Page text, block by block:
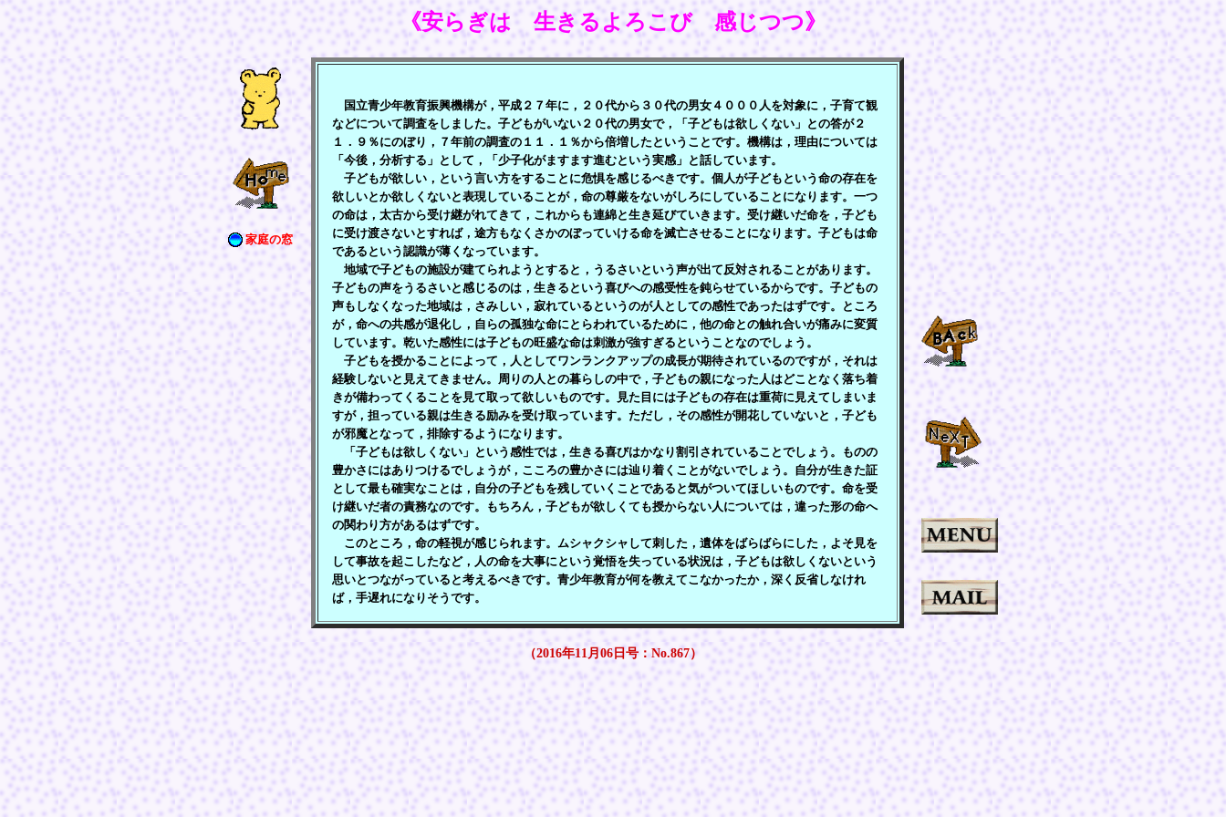
《安らぎは 生きるよろこび 感じつつ》
家庭の窓
国立青少年教育振興機構が，平成２７年に，２０代から３０代の男女４０００人を対象に，子育て観
などについて調査をしました。子どもがいない２０代の男女で，「子どもは欲しくない」との答が２
１．９％にのぼり，７年前の調査の１１．１％から倍増したということです。機構は，理由については
「今後，分析する」として，「少子化がますます進むという実感」と話しています。
子どもが欲しい，という言い方をすることに危惧を感じるべきです。個人が子どもという命の存在を
欲しいとか欲しくないと表現していることが，命の尊厳をないがしろにしていることになります。一つ
の命は，太古から受け継がれてきて，これからも連綿と生き延びていきます。受け継いだ命を，子ども
に受け渡さないとすれば，途方もなくさかのぼっていける命を滅亡させることになります。子どもは命
であるという認識が薄くなっています。
地域で子どもの施設が建てられようとすると，うるさいという声が出て反対されることがあります。
子どもの声をうるさいと感じるのは，生きるという喜びへの感受性を鈍らせているからです。子どもの
声もしなくなった地域は，さみしい，寂れているというのが人としての感性であったはずです。ところ
が，命への共感が退化し，自らの孤独な命にとらわれているために，他の命との触れ合いが痛みに変質
しています。乾いた感性には子どもの旺盛な命は刺激が強すぎるということなのでしょう。
子どもを授かることによって，人としてワンランクアップの成長が期待されているのですが，それは
経験しないと見えてきません。周りの人との暮らしの中で，子どもの親になった人はどことなく落ち着
きが備わってくることを見て取って欲しいものです。見た目には子どもの存在は重荷に見えてしまいま
すが，担っている親は生きる励みを受け取っています。ただし，その感性が開花していないと，子ども
が邪魔となって，排除するようになります。
「子どもは欲しくない」という感性では，生きる喜びはかなり割引されていることでしょう。ものの
豊かさにはありつけるでしょうが，こころの豊かさには辿り着くことがないでしょう。自分が生きた証
として最も確実なことは，自分の子どもを残していくことであると気がついてほしいものです。命を受
け継いだ者の責務なのです。もちろん，子どもが欲しくても授からない人については，違った形の命へ
の関わり方があるはずです。
このところ，命の軽視が感じられます。ムシャクシャして刺した，遺体をばらばらにした，よそ見を
して事故を起こしたなど，人の命を大事にという覚悟を失っている状況は，子どもは欲しくないという
思いとつながっていると考えるべきです。青少年教育が何を教えてこなかったか，深く反省しなけれ
ば，手遅れになりそうです。
（2016年11月06日号：No.867）